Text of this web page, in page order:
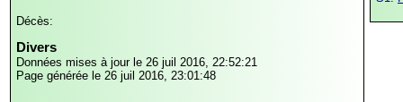
Décès:
Divers
Données mises à jour le 26 juil 2016, 22:52:21
Page générée le 26 juil 2016, 23:01:48